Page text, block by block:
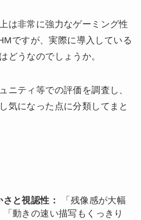
は非常に強力なゲーミング性
ですが、実際に導入している
どうなのでしょうか。
ニティ等での評価を調査し、
気になった点に分類してまと
と視認性：
「残像感が大幅
動きの速い描写もくっきり